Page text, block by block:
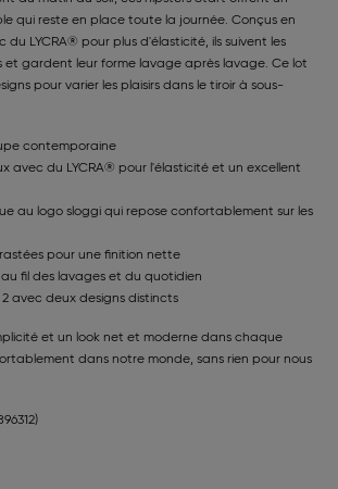
qui reste en place toute la journée. Conçus en
LYCRA® pour plus d'élasticité, ils suivent les
et gardent leur forme lavage après lavage. Ce lot
pour varier les plaisirs dans le tiroir à sous-
contemporaine
avec du LYCRA® pour l'élasticité et un excellent
au logo sloggi qui repose confortablement sur les
pour une finition nette
fil des lavages et du quotidien
avec deux designs distincts
et un look net et moderne dans chaque
dans notre monde, sans rien pour nous